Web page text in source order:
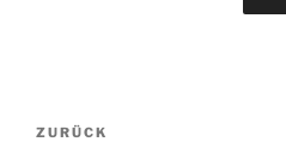
Beitragsnavigation
Vorheriger
ZURÜCK